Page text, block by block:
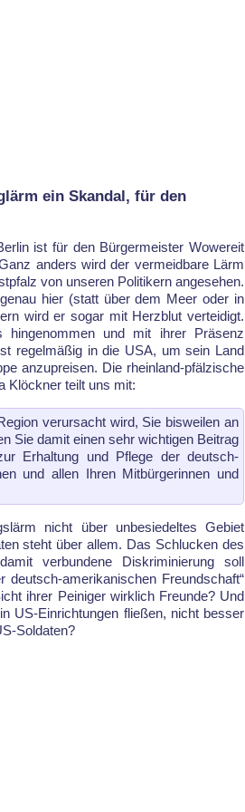
ein Skandal, für den
ist für den Bürgermeister Wowereit
anders wird der vermeidbare Lärm
von unseren Politikern angesehen.
hier (statt über dem Meer oder in
wird er sogar mit Herzblut verteidigt.
und mit ihrer Präsenz
regelmäßig in die USA, um sein Land
anzupreisen. Die rheinland-pfälzische
Klöckner teilt uns mit:
verursacht wird, Sie bisweilen an
Sie damit einen sehr wichtigen Beitrag
Erhaltung und Pflege der deutsch-
und allen Ihren Mitbürgerinnen und
nicht über un­be­sie­del­tes Gebiet
steht über allem. Das Schlucken des
verbundene Diskriminierung soll
amerikanischen Freund­schaft“
ihrer Pei­ni­ger wirklich Freunde? Und
US-Ein­rich­tun­gen flie­ßen, nicht besser
Sol­da­ten?